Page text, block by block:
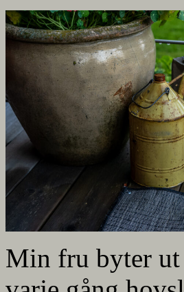
Min fru byter ut